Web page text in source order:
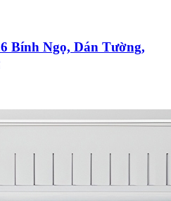
Bính Ngọ, Dán Tường,